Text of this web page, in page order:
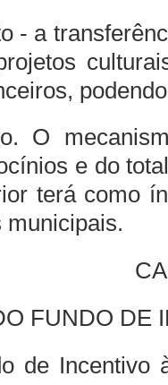
- a
O
e do
terá como
municipais.
FUNDO DE
de Incentivo